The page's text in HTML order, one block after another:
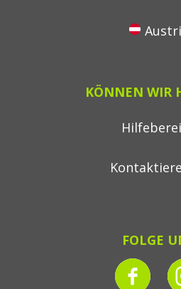
KÖNNEN WIR
FOLGE